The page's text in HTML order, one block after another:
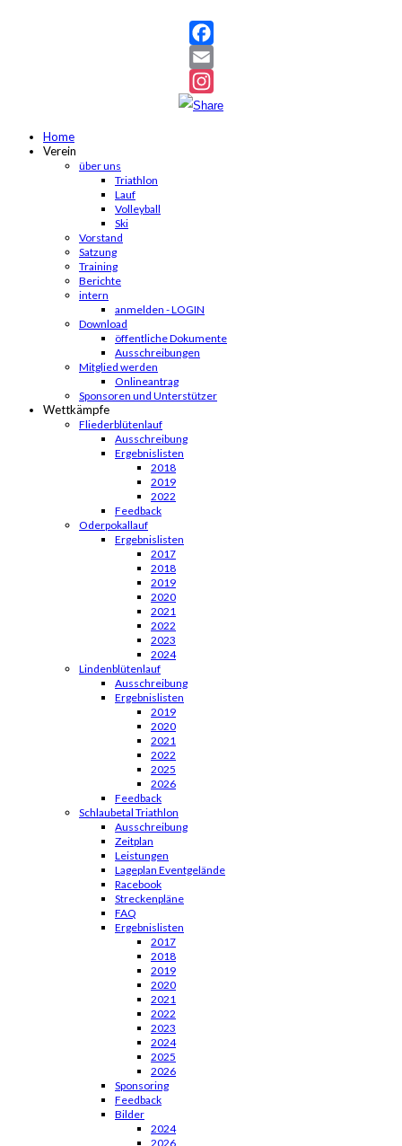
Facebook
Email
Instagram
Home
Verein
über uns
Triathlon
Lauf
Volleyball
Ski
Vorstand
Satzung
Training
Berichte
intern
anmelden - LOGIN
Download
öffentliche Dokumente
Ausschreibungen
Mitglied werden
Onlineantrag
Sponsoren und Unterstützer
Wettkämpfe
Fliederblütenlauf
Ausschreibung
Ergebnislisten
2018
2019
2022
Feedback
Oderpokallauf
Ergebnislisten
2017
2018
2019
2020
2021
2022
2023
2024
Lindenblütenlauf
Ausschreibung
Ergebnislisten
2019
2020
2021
2022
2025
2026
Feedback
Schlaubetal Triathlon
Ausschreibung
Zeitplan
Leistungen
Lageplan Eventgelände
Racebook
Streckenpläne
FAQ
Ergebnislisten
2017
2018
2019
2020
2021
2022
2023
2024
2025
2026
Sponsoring
Feedback
Bilder
2024
2026